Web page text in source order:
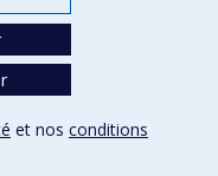
et nos conditions